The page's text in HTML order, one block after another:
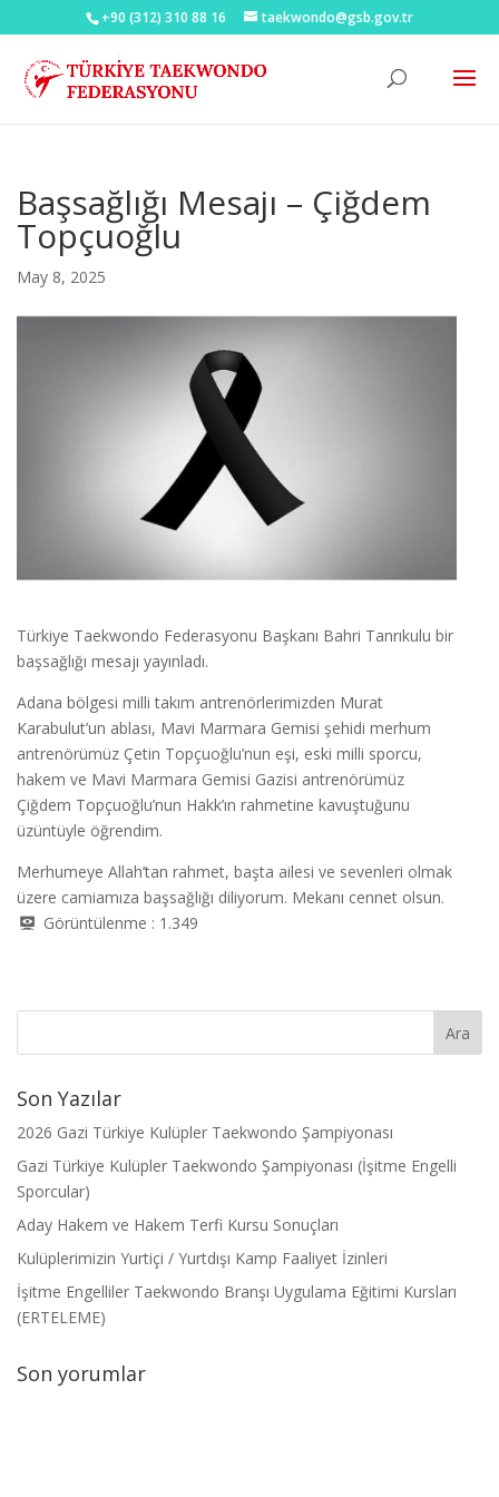
+90 (312) 310 88 16 taekwondo@gsb.gov.tr
Başsağlığı Mesajı – Çiğdem
Topçuoğlu
May 8, 2025
Türkiye Taekwondo Federasyonu Başkanı Bahri Tanrıkulu bir
başsağlığı mesajı yayınladı.
Adana bölgesi milli takım antrenörlerimizden Murat
Karabulut’un ablası, Mavi Marmara Gemisi şehidi merhum
antrenörümüz Çetin Topçuoğlu’nun eşi, eski milli sporcu,
hakem ve Mavi Marmara Gemisi Gazisi antrenörümüz
Çiğdem Topçuoğlu’nun Hakk’ın rahmetine kavuştuğunu
üzüntüyle öğrendim.
Merhumeye Allah’tan rahmet, başta ailesi ve sevenleri olmak
üzere camiamıza başsağlığı diliyorum. Mekanı cennet olsun.
Görüntülenme : 1.349
Son Yazılar
2026 Gazi Türkiye Kulüpler Taekwondo Şampiyonası
Gazi Türkiye Kulüpler Taekwondo Şampiyonası (İşitme Engelli
Sporcular)
Aday Hakem ve Hakem Terfi Kursu Sonuçları
Kulüplerimizin Yurtiçi / Yurtdışı Kamp Faaliyet İzinleri
İşitme Engelliler Taekwondo Branşı Uygulama Eğitimi Kursları
(ERTELEME)
Son yorumlar